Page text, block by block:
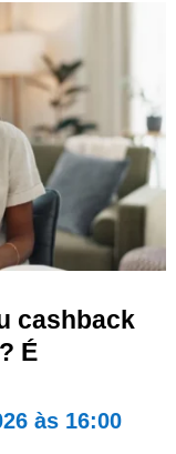
cashback
É
às 16:00